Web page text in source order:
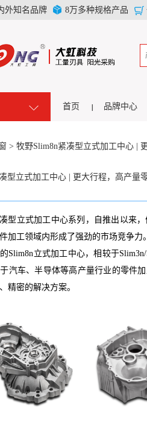
外知名品牌 8万多种规格产品
首页 品牌中心
> 牧野Slim8n紧凑型立式加工中心 |
型立式加工中心 | 更大行程，高产量
型立式加工中心系列，自推出以来
加工领域内形成了强劲的市场竞争力。
Slim8n立式加工中心，相较于
汽车、半导体等高产量行业的零件
精密的解决方案。